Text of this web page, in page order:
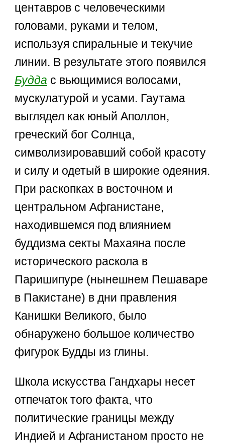
центавров с человеческими
головами, руками и телом,
используя спиральные и текучие
линии. В результате этого появился
Будда с вьющимися волосами,
мускулатурой и усами. Гаутама
выглядел как юный Аполлон,
греческий бог Солнца,
символизировавший собой красоту
и силу и одетый в широкие одеяния.
При раскопках в восточном и
центральном Афганистане,
находившемся под влиянием
буддизма секты Махаяна после
исторического раскола в
Паришипуре (нынешнем Пешаваре
в Пакистане) в дни правления
Канишки Великого, было
обнаружено большое количество
фигурок Будды из глины.
Школа искусства Гандхары несет
отпечаток того факта, что
политические границы между
Индией и Афганистаном просто не